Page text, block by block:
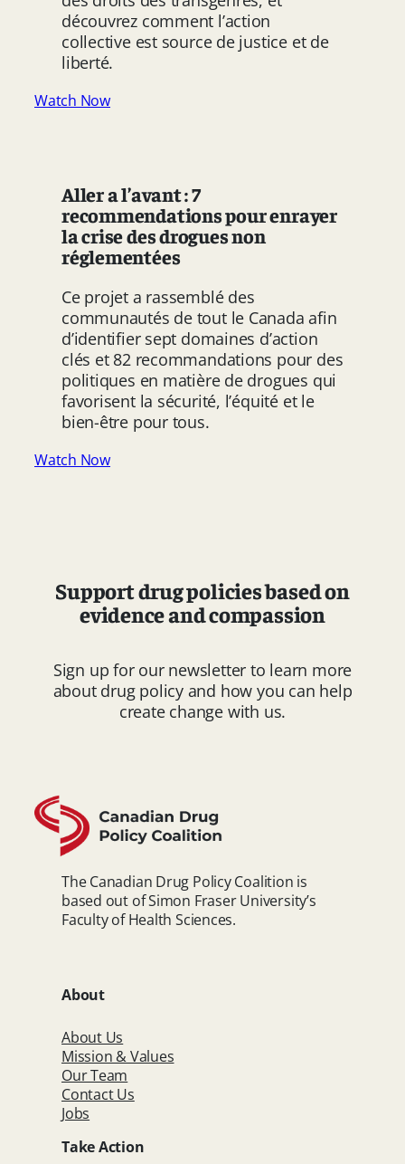
découvrez comment l’action
collective est source de justice et de
liberté.
Watch Now
Aller a l’avant : 7
recommendations pour enrayer
la crise des drogues non
réglementées
Ce projet a rassemblé des
communautés de tout le Canada afin
d’identifier sept domaines d’action
clés et 82 recommandations pour des
politiques en matière de drogues qui
favorisent la sécurité, l’équité et le
bien-être pour tous.
Watch Now
Support drug policies based on
evidence and compassion
Sign up for our newsletter to learn more
about drug policy and how you can help
create change with us.
The Canadian Drug Policy Coalition is
based out of Simon Fraser University’s
Faculty of Health Sciences.
About
About Us
Mission & Values
Our Team
Contact Us
Jobs
Take Action